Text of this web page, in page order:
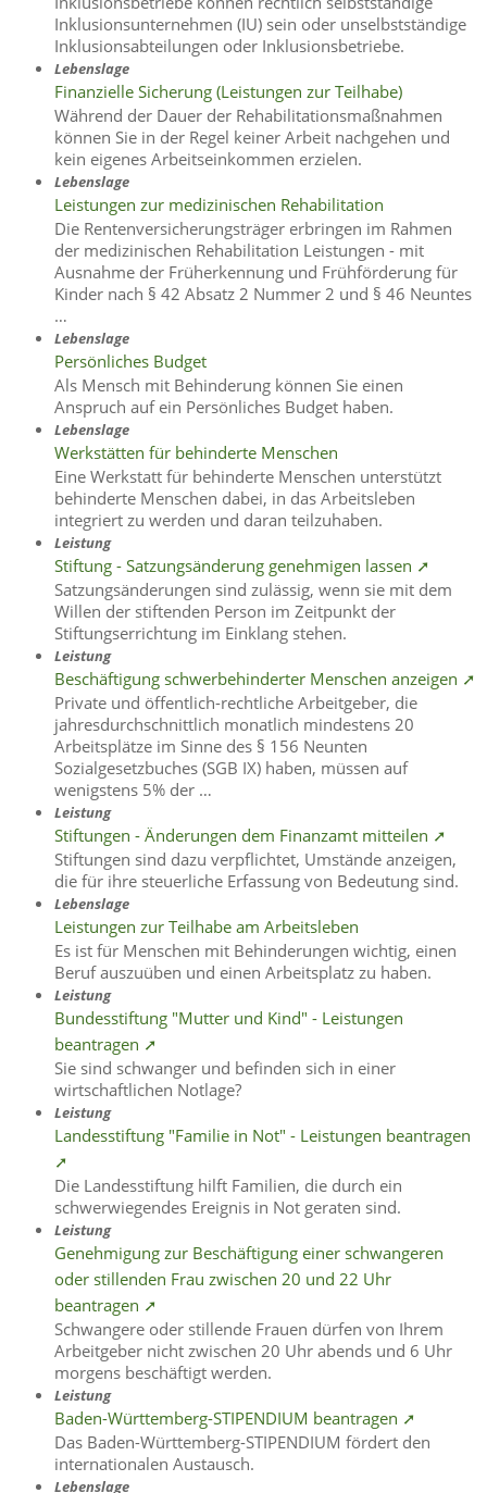
Inklusionsunternehmen (IU) sein oder unselbstständige
Inklusionsabteilungen oder Inklusionsbetriebe.
Lebenslage
Finanzielle Sicherung (Leistungen zur Teilhabe)
Während der Dauer der Rehabilitationsmaßnahmen
können Sie in der Regel keiner Arbeit nachgehen und
kein eigenes Arbeitseinkommen erzielen.
Lebenslage
Leistungen zur medizinischen Rehabilitation
Die Rentenversicherungsträger erbringen im Rahmen
der medizinischen Rehabilitation Leistungen - mit
Ausnahme der Früherkennung und Frühförderung für
Kinder nach § 42 Absatz 2 Nummer 2 und § 46 Neuntes
…
Lebenslage
Persönliches Budget
Als Mensch mit Behinderung können Sie einen
Anspruch auf ein Persönliches Budget haben.
Lebenslage
Werkstätten für behinderte Menschen
Eine Werkstatt für behinderte Menschen unterstützt
behinderte Menschen dabei, in das Arbeitsleben
integriert zu werden und daran teilzuhaben.
Leistung
Stiftung - Satzungsänderung genehmigen lassen ➚
Satzungsänderungen sind zulässig, wenn sie mit dem
Willen der stiftenden Person im Zeitpunkt der
Stiftungserrichtung im Einklang stehen.
Leistung
Beschäftigung schwerbehinderter Menschen anzeigen ➚
Private und öffentlich-rechtliche Arbeitgeber, die
jahresdurchschnittlich monatlich mindestens 20
Arbeitsplätze im Sinne des § 156 Neunten
Sozialgesetzbuches (SGB IX) haben, müssen auf
wenigstens 5% der …
Leistung
Stiftungen - Änderungen dem Finanzamt mitteilen ➚
Stiftungen sind dazu verpflichtet, Umstände anzeigen,
die für ihre steuerliche Erfassung von Bedeutung sind.
Lebenslage
Leistungen zur Teilhabe am Arbeitsleben
Es ist für Menschen mit Behinderungen wichtig, einen
Beruf auszuüben und einen Arbeitsplatz zu haben.
Leistung
Bundesstiftung "Mutter und Kind" - Leistungen
beantragen ➚
Sie sind schwanger und befinden sich in einer
wirtschaftlichen Notlage?
Leistung
Landesstiftung "Familie in Not" - Leistungen beantragen
➚
Die Landesstiftung hilft Familien, die durch ein
schwerwiegendes Ereignis in Not geraten sind.
Leistung
Genehmigung zur Beschäftigung einer schwangeren
oder stillenden Frau zwischen 20 und 22 Uhr
beantragen ➚
Schwangere oder stillende Frauen dürfen von Ihrem
Arbeitgeber nicht zwischen 20 Uhr abends und 6 Uhr
morgens beschäftigt werden.
Leistung
Baden-Württemberg-STIPENDIUM beantragen ➚
Das Baden-Württemberg-STIPENDIUM fördert den
internationalen Austausch.
Lebenslage